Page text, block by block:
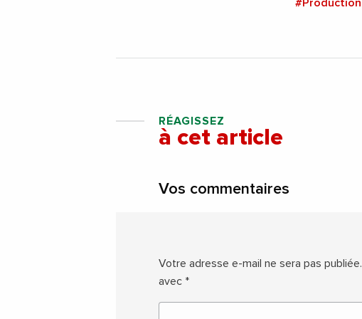
#Production
RÉAGISSEZ
à cet article
Vos commentaires
Votre adresse e-mail ne sera pas publiée.
avec *